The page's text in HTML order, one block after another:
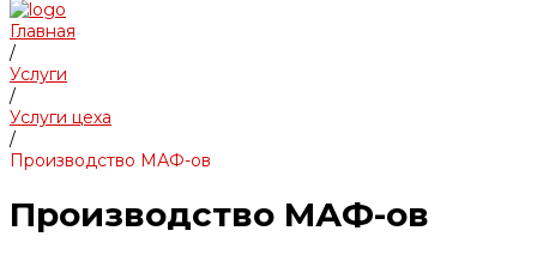
Главная
/
Услуги
/
Услуги цеха
/
Производство МАФ-ов
Производство МАФ-ов